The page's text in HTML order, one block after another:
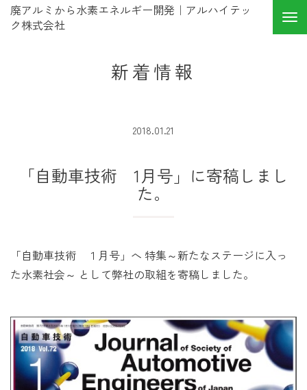
廃アルミから水素エネルギー開発｜アルハイテッ
ク株式会社
新着情報
2018.01.21
「自動車技術 1月号」に寄稿しまし
た。
「自動車技術 １月号」へ 特集～新たなステージに入っ
た水素社会～ として弊社の取組を寄稿しました。